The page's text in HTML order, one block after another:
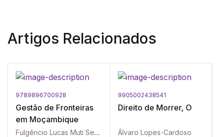
Artigos Relacionados
9789896700928
Gestão de Fronteiras
em Moçambique
Fulgêncio Lucas Muti Seda
9905002438541
Direito de Morrer, O
Álvaro Lopes-Cardoso